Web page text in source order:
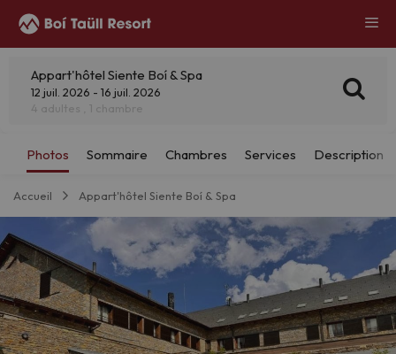
Appart'hôtel Siente Boí & Spa
12 juil. 2026 - 16 juil. 2026
4 adultes , 1 chambre
Accueil Appart'hôtel Siente Boí & Spa